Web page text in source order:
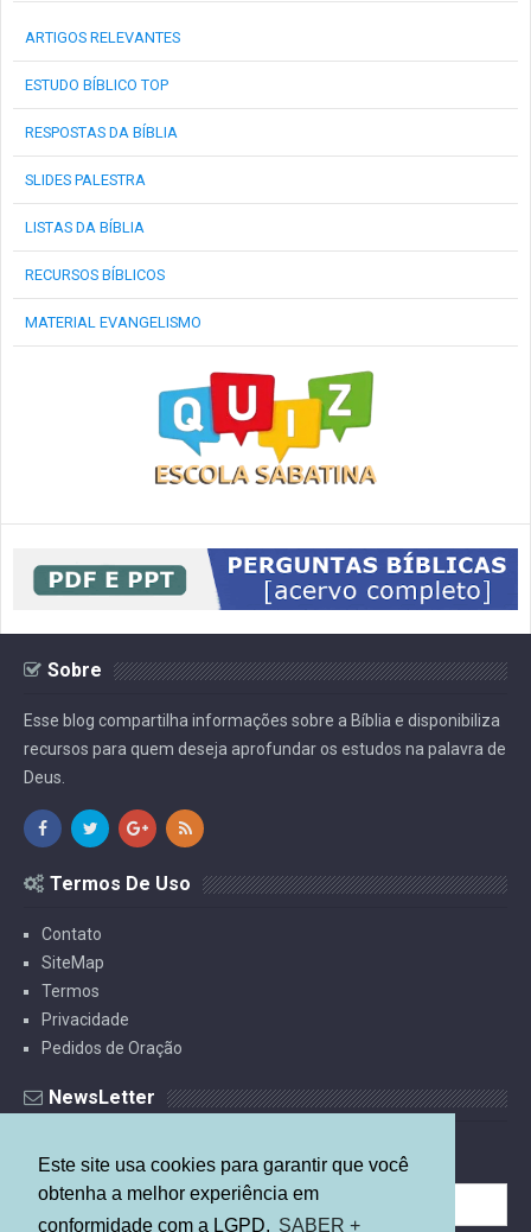
Este site usa cookies para garantir que você
obtenha a melhor experiência em
conformidade com a LGPD. SABER +
ARTIGOS RELEVANTES
ESTUDO BÍBLICO TOP
RESPOSTAS DA BÍBLIA
SLIDES PALESTRA
LISTAS DA BÍBLIA
RECURSOS BÍBLICOS
MATERIAL EVANGELISMO
Sobre
Esse blog compartilha informações sobre a Bíblia e disponibiliza
recursos para quem deseja aprofundar os estudos na palavra de
Deus.
Termos De Uso
Contato
SiteMap
Termos
Privacidade
Pedidos de Oração
NewsLetter
Receba Estudos Por E-mail.